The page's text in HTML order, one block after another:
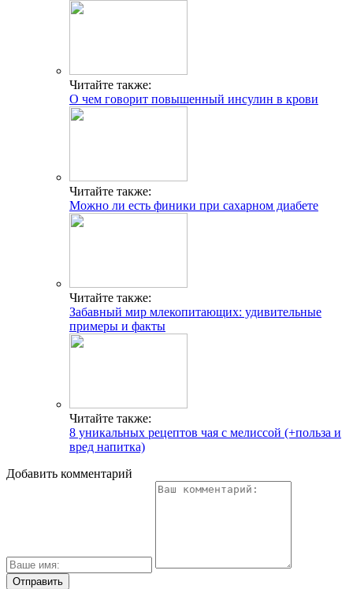
Читайте также:
О чем говорит повышенный инсулин в крови
Читайте также:
Можно ли есть финики при сахарном диабете
Читайте также:
Забавный мир млекопитающих: удивительные
примеры и факты
Читайте также:
8 уникальных рецептов чая с мелиссой (+польза и
вред напитка)
Добавить комментарий